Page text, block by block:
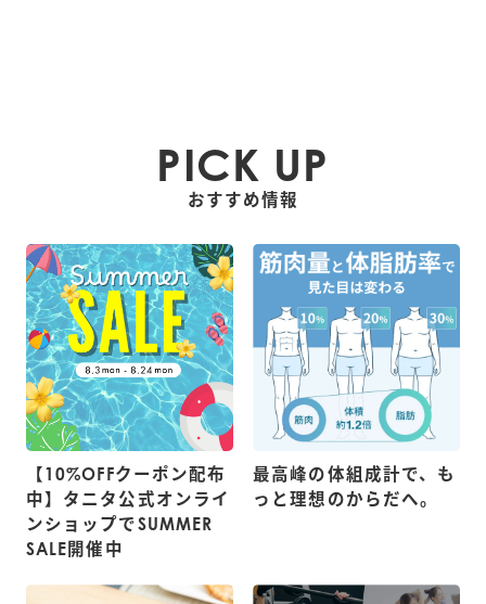
PICK UP
おすすめ情報
【10%OFFクーポン配布
中】タニタ公式オンライ
ンショップでSUMMER
SALE開催中
最高峰の体組成計で、も
っと理想のからだへ。